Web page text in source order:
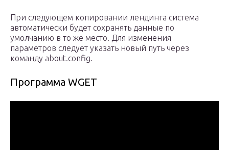
При следующем копировании лендинга система
автоматически будет сохранять данные по
умолчанию в то же место. Для изменения
параметров следует указать новый путь через
команду about.config.
Программа WGET